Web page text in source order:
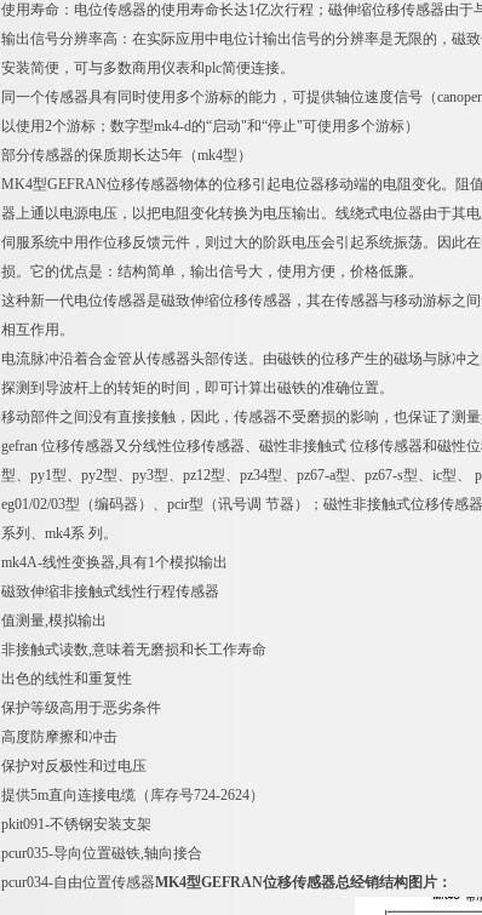
使用寿命：电位传感器的使用寿命长达1亿次行程；磁伸缩位移传感器由于
输出信号分辨率高：在实际应用中电位计输出信号的分辨率是无限的，磁致
安装简便，可与多数商用仪表和plc简便连接。
同一个传感器具有同时使用多个游标的能力，可提供轴位速度信号（
以使用2个游标；数字型mk4-d的“启动"和“停止"可使用多个游标）
部分传感器的保质期长达5年（mk4型）
MK4型GEFRAN位移传感器物体的位移引起电位器移动端的电阻变化。
器上通以电源电压，以把电阻变化转换为电压输出。线绕式电位器由于其
伺服系统中用作位移反馈元件，则过大的阶跃电压会引起系统振荡。因此
损。它的优点是：结构简单，输出信号大，使用方便，价格低廉。
这种新一代电位传感器是磁致伸缩位移传感器，其在传感器与移动游标之
相互作用。
电流脉冲沿着合金管从传感器头部传送。由磁铁的位移产生的磁场与脉冲
探测到导波杆上的转矩的时间，即可计算出磁铁的准确位置。
移动部件之间没有直接接触，因此，传感器不受磨损的影响，也保证了测量
gefran 位移传感器又分线性位移传感器、磁性非接触式 位移传感器和磁性
型、py1型、py2型、py3型、pz12型、pz34型、pz67-a型、pz67-s型、ic型
eg01/02/03型（编码器）、pcir型（讯号调 节器）；磁性非接触式位移传
系列、mk4系 列。
mk4A-线性变换器,具有1个模拟输出
磁致伸缩非接触式线性行程传感器
值测量,模拟输出
非接触式读数,意味着无磨损和长工作寿命
出色的线性和重复性
保护等级高用于恶劣条件
高度防摩擦和冲击
保护对反极性和过电压
提供5m直向连接电缆（库存号724-2624）
pkit091-不锈钢安装支架
pcur035-导向位置磁铁,轴向接合
pcur034-自由位置传感器MK4型GEFRAN位移传感器总经销结构图片：